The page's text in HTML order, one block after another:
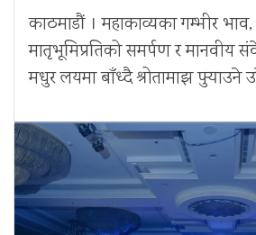
काठमाडौं । महाकाव्यका गम्भीर भाव,
मातृभूमिप्रतिको समर्पण र मानवीय
मधुर लयमा बाँध्दै श्रोतामाझ पुर्‍याउने